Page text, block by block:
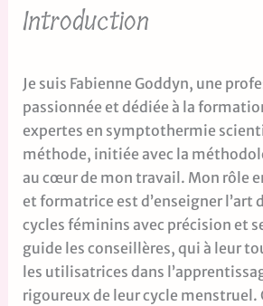
Introduction
Je suis Fabienne Goddyn, une
passionnée et dédiée à la
expertes en symptothermie
méthode, initiée avec la
au cœur de mon travail. Mon rôle
et formatrice est d’enseigner l’art
cycles féminins avec précision et
guide les conseillères, qui à leur
les utilisatrices dans
rigoureux de leur cycle menstruel.